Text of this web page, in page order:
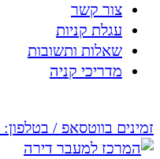
צור קשר
עגלת קניות
שאלות ותשובות
מדריכי קניה
זמינים בווטסאפ / בטלפון: